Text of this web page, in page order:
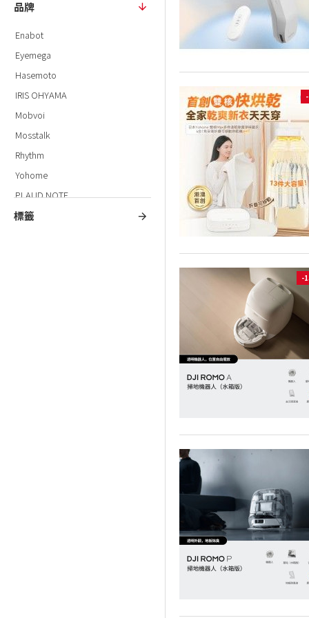
品牌
Enabot
Eyemega
Hasemoto
IRIS OHYAMA
Mobvoi
Mosstalk
Rhythm
Yohome
PLAUD NOTE
標籤
-